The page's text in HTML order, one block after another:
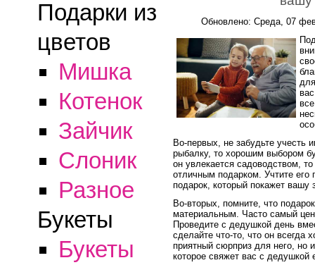
Подарки из
цветов
Мишка
Котенок
Зайчик
Слоник
Разное
Букеты
Букеты
Обновлено: Среда, 07
Во-первых, не забудьте учесть
рыбалку, то хорошим выбором
он увлекается садоводством,
отличным подарком. Учтите его
подарок, который покажет вашу
Во-вторых, помните, что
материальным. Часто самый
Проведите с дедушкой день
сделайте что-то, что он всегда
приятный сюрприз для него, но
которое свяжет вас с дедушкой